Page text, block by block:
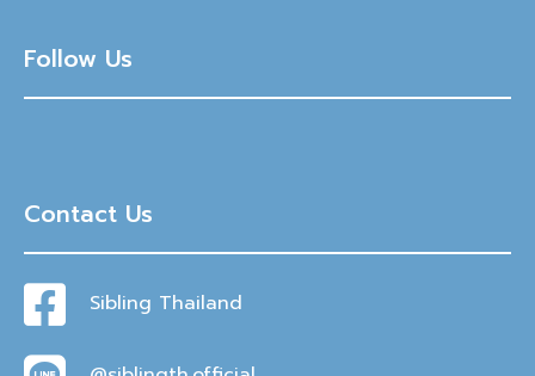
Follow Us
Contact Us
Sibling Thailand